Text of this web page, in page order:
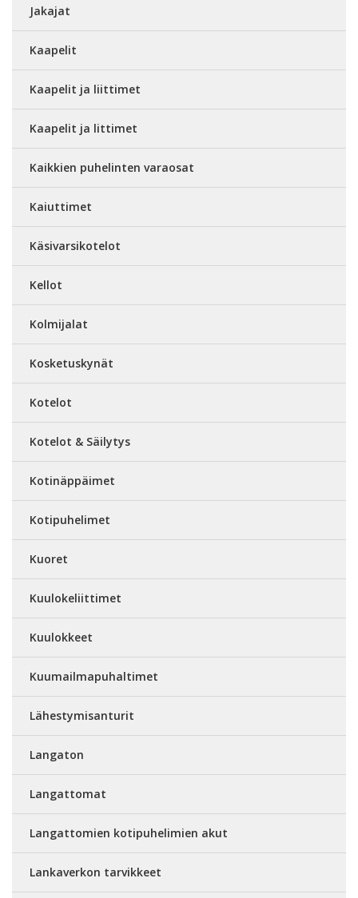
Jakajat
Kaapelit
Kaapelit ja liittimet
Kaapelit ja littimet
Kaikkien puhelinten varaosat
Kaiuttimet
Käsivarsikotelot
Kellot
Kolmijalat
Kosketuskynät
Kotelot
Kotelot & Säilytys
Kotinäppäimet
Kotipuhelimet
Kuoret
Kuulokeliittimet
Kuulokkeet
Kuumailmapuhaltimet
Lähestymisanturit
Langaton
Langattomat
Langattomien kotipuhelimien akut
Lankaverkon tarvikkeet